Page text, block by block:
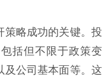
策略成功的关键。投
括但不限于政策变
及公司基本面等。这